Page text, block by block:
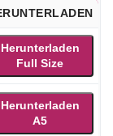
Herunterladen
Full Size
Herunterladen
A5